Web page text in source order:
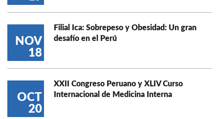
NOV
18
Filial Ica: Sobrepeso y Obesidad: Un gran
desafío en el Perú
OCT
20
XXII Congreso Peruano y XLIV Curso
Internacional de Medicina Interna